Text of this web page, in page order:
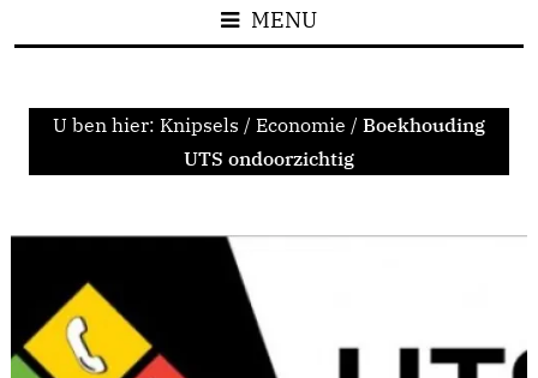
MENU
U ben hier: Knipsels / Economie / Boekhouding
UTS ondoorzichtig